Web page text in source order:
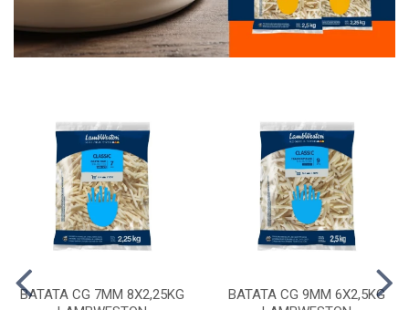
BATATA CG 7MM 8X2,25KG
BATATA CG 9MM 6X2,5KG